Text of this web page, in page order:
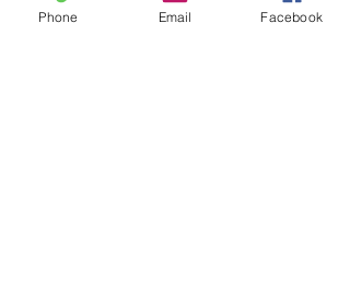
消費税抜き 価格
￥19,000
Phone Email Facebook